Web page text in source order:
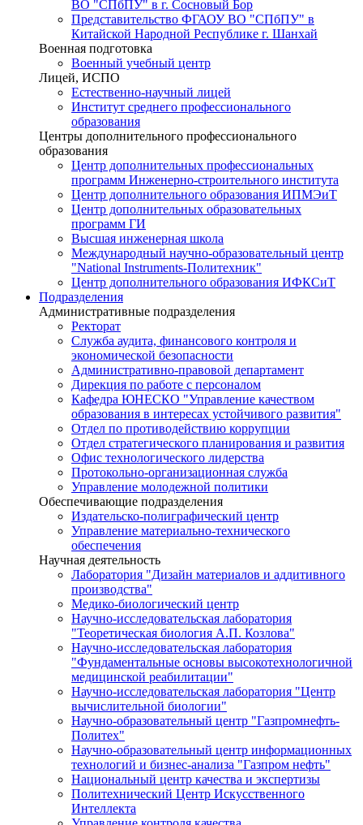
ВО "СПбПУ" в г. Сосновый Бор
Представительство ФГАОУ ВО "СПбПУ" в
Китайской Народной Республике г. Шанхай
Военная подготовка
Военный учебный центр
Лицей, ИСПО
Естественно-научный лицей
Институт среднего профессионального
образования
Центры дополнительного профессионального
образования
Центр дополнительных профессиональных
программ Инженерно-строительного института
Центр дополнительного образования ИПМЭиТ
Центр дополнительных образовательных
программ ГИ
Высшая инженерная школа
Международный научно-образовательный центр
"National Instruments-Политехник"
Центр дополнительного образования ИФКСиТ
Подразделения
Административные подразделения
Ректорат
Служба аудита, финансового контроля и
экономической безопасности
Административно-правовой департамент
Дирекция по работе с персоналом
Кафедра ЮНЕСКО "Управление качеством
образования в интересах устойчивого развития"
Отдел по противодействию коррупции
Отдел стратегического планирования и развития
Офис технологического лидерства
Протокольно-организационная служба
Управление молодежной политики
Обеспечивающие подразделения
Издательско-полиграфический центр
Управление материально-технического
обеспечения
Научная деятельность
Лаборатория "Дизайн материалов и аддитивного
производства"
Медико-биологический центр
Научно-исследовательская лаборатория
"Теоретическая биология А.П. Козлова"
Научно-исследовательская лаборатория
"Фундаментальные основы высокотехнологичной
медицинской реабилитации"
Научно-исследовательская лаборатория "Центр
вычислительной биологии"
Научно-образовательный центр "Газпромнефть-
Политех"
Научно-образовательный центр информационных
технологий и бизнес-анализа "Газпром нефть"
Национальный центр качества и экспертизы
Политехнический Центр Искусственного
Интеллекта